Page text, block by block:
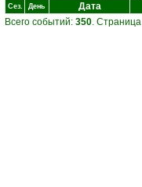
Сез. День
Дата
Всего событий: 350. Страница